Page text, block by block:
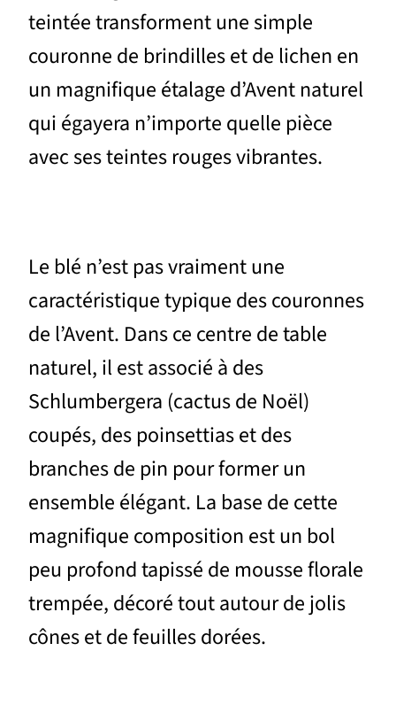
teintée transforment une simple
couronne de brindilles et de lichen en
un magnifique étalage d’Avent naturel
qui égayera n’importe quelle pièce
avec ses teintes rouges vibrantes.
Le blé n’est pas vraiment une
caractéristique typique des couronnes
de l’Avent. Dans ce centre de table
naturel, il est associé à des
Schlumbergera (cactus de Noël)
coupés, des poinsettias et des
branches de pin pour former un
ensemble élégant. La base de cette
magnifique composition est un bol
peu profond tapissé de mousse florale
trempée, décoré tout autour de jolis
cônes et de feuilles dorées.